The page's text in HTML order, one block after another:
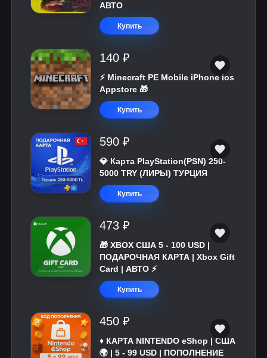
АВТО
Купить
140 ₽
⚡️ Minecraft PE Mobile iPhone ios
Appstore 🎁
Купить
590 ₽
💎 Карта PlayStation(PSN) 250-
5000 TRY (ЛИРЫ) ТУРЦИЯ
Купить
473 ₽
🎁 XBOX США 5 - 100 USD |
ПОДАРОЧНАЯ КАРТА | Xbox Gift
Card | АВТО ⚡
Купить
450 ₽
♦️ КАРТА NINTENDO eShop | США
🌍 | 5 - 99 USD | ПОПОЛНЕНИЕ